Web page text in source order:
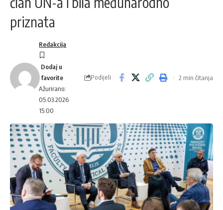
priznata
Ažurirano:
05.03.2026
15:00
Redakcija
Podijeli 2 min čitanja